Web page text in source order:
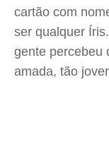
cartão com
ser qualquer
gente percebeu
amada, tão